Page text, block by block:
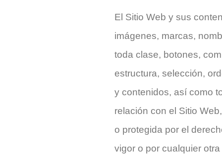
El Sitio Web y sus
imágenes, marcas,
toda clase, botones,
estructura, selección,
y contenidos, así como
relación con el Sitio
o protegida por el
vigor o por cualquier